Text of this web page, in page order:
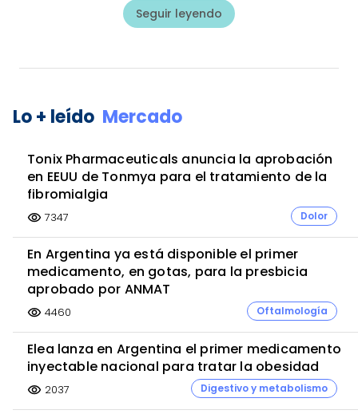
Seguir leyendo
Lo + leído Mercado
Tonix Pharmaceuticals anuncia la aprobación
en EEUU de Tonmya para el tratamiento de la
fibromialgia
visibility 7347 Dolor
En Argentina ya está disponible el primer
medicamento, en gotas, para la presbicia
aprobado por ANMAT
visibility 4460 Oftalmología
Elea lanza en Argentina el primer medicamento
inyectable nacional para tratar la obesidad
visibility 2037 Digestivo y metabolismo